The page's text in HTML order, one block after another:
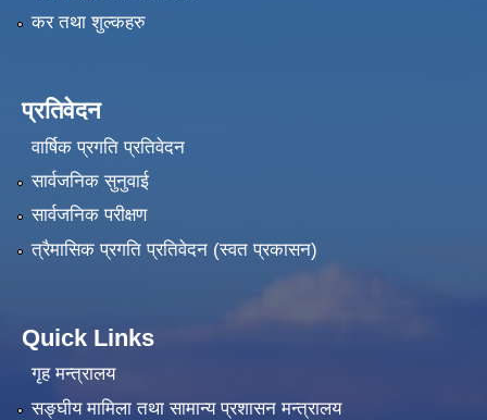
कर तथा शुल्कहरु
प्रतिवेदन
वार्षिक प्रगति प्रतिवेदन
सार्वजनिक सुनुवाई
सार्वजनिक परीक्षण
त्रैमासिक प्रगति प्रतिवेदन (स्वत प्रकासन)
Quick Links
गृह मन्त्रालय
सङ्‍घीय मामिला तथा सामान्य प्रशासन मन्त्रालय